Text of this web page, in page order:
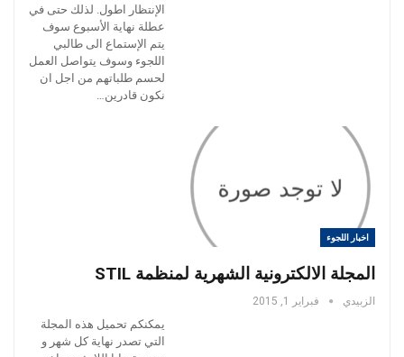
الإنتظار اطول. لذلك حتى في
عطلة نهاية الأسبوع سوف
يتم الإستماع الى طالبي
اللجوء وسوف يتواصل العمل
لحسم طلباتهم من اجل ان
نكون قادرين…
اخبار اللجوء
المجلة الالكترونية الشهرية لمنظمة STIL
الزبيدي فبراير 1, 2015
يمكنكم تحميل هذه المجلة
التي تصدر نهاية كل شهر و